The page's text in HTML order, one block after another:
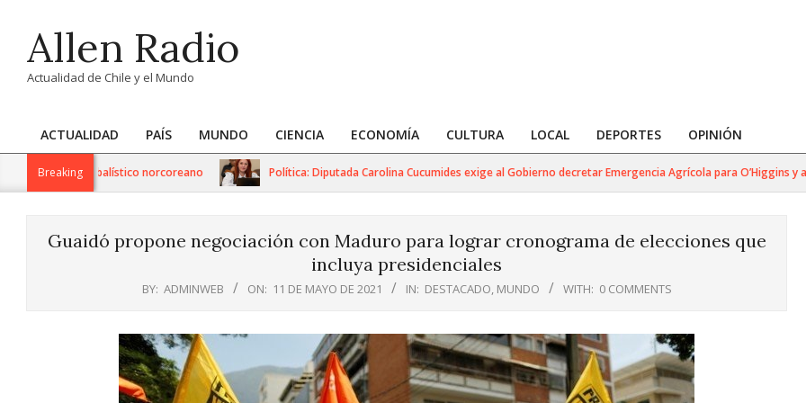
contentAllen Radio
Actualidad de Chile y el Mundo
Primary
Navigation
ACTUALIDAD PAÍS MUNDO CIENCIA ECONOMÍA CULTURA LOCAL DEPORTES OPINIÓN
Breaking
de misil balístico norcoreano Política: Diputada Carolina Cucumides exige al Gobierno decretar Emergencia Agrícola para O’Higgins y
Guaidó propone negociación con Maduro para lograr cronograma de elecciones que
incluya presidenciales
BY: ADMINWEB ON: 11 DE MAYO DE 2021 IN: DESTACADO, MUNDO WITH: 0 COMMENTS